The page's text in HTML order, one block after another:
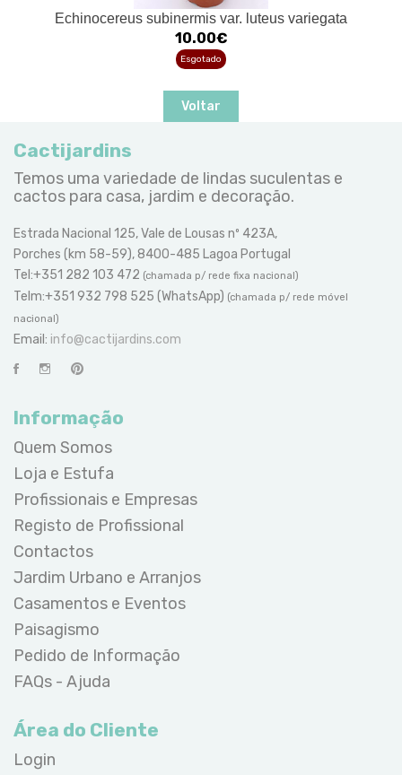
Echinocereus subinermis var. luteus variegata
10.00€
Esgotado
Voltar
Cactijardins
Temos uma variedade de lindas suculentas e
cactos para casa, jardim e decoração.
Estrada Nacional 125, Vale de Lousas nº 423A,
Porches (km 58-59), 8400-485 Lagoa Portugal
Tel:+351 282 103 472 (chamada p/ rede fixa nacional)
Telm:+351 932 798 525 (WhatsApp) (chamada p/ rede móvel
nacional)
Email: info@cactijardins.com
Informação
Quem Somos
Loja e Estufa
Profissionais e Empresas
Registo de Profissional
Contactos
Jardim Urbano e Arranjos
Casamentos e Eventos
Paisagismo
Pedido de Informação
FAQs - Ajuda
Área do Cliente
Login